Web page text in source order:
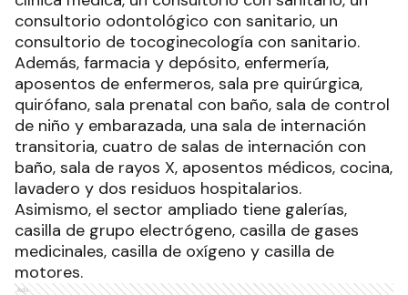
consultorio odontológico con sanitario, un
consultorio de tocoginecología con sanitario.
Además, farmacia y depósito, enfermería,
aposentos de enfermeros, sala pre quirúrgica,
quirófano, sala prenatal con baño, sala de control
de niño y embarazada, una sala de internación
transitoria, cuatro de salas de internación con
baño, sala de rayos X, aposentos médicos, cocina,
lavadero y dos residuos hospitalarios.
Asimismo, el sector ampliado tiene galerías,
casilla de grupo electrógeno, casilla de gases
medicinales, casilla de oxígeno y casilla de
motores.
Ads